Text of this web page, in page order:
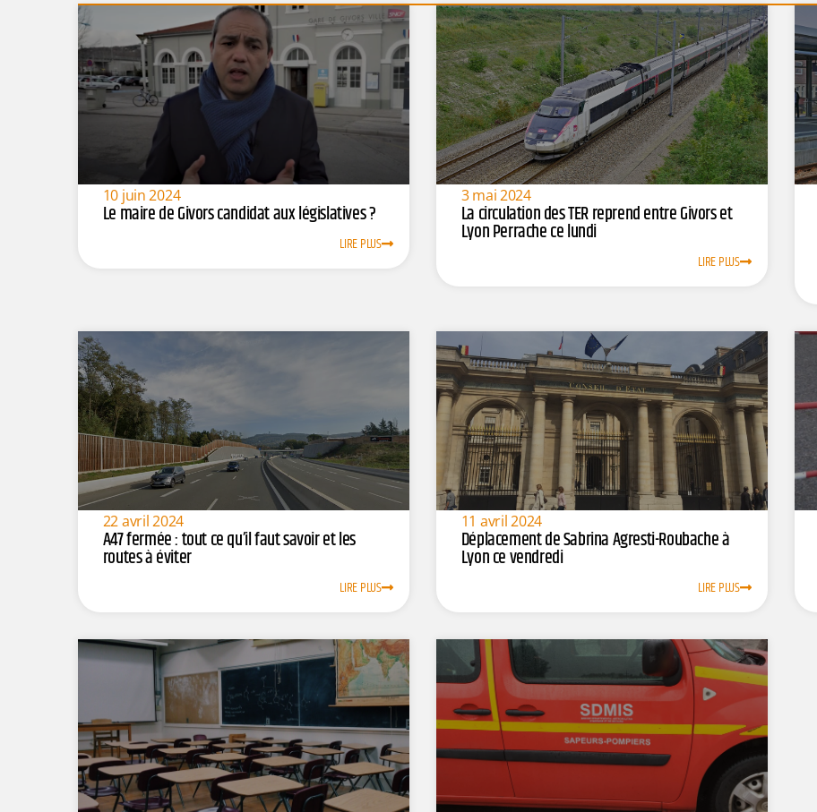
10 juin 2024
Le maire de Givors candidat aux législatives ?
LIRE PLUS
3 mai 2024
La circulation des TER reprend entre Givors et
Lyon Perrache ce lundi
LIRE PLUS
22 avril 2024
A47 fermée : tout ce qu’il faut savoir et les
routes à éviter
LIRE PLUS
11 avril 2024
Déplacement de Sabrina Agresti-Roubache à
Lyon ce vendredi
LIRE PLUS